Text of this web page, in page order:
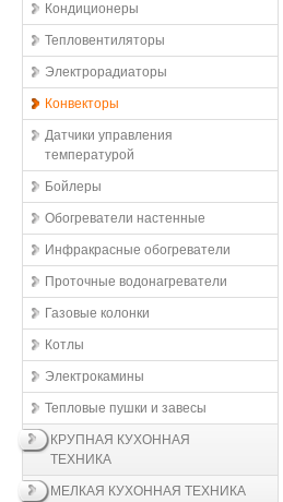
Кондиционеры
Тепловентиляторы
Электрорадиаторы
Конвекторы
Датчики управления
температурой
Бойлеры
Обогреватели настенные
Инфракрасные обогреватели
Проточные водонагреватели
Газовые колонки
Котлы
Электрокамины
Тепловые пушки и завесы
КРУПНАЯ КУХОННАЯ
ТЕХНИКА
МЕЛКАЯ КУХОННАЯ ТЕХНИКА